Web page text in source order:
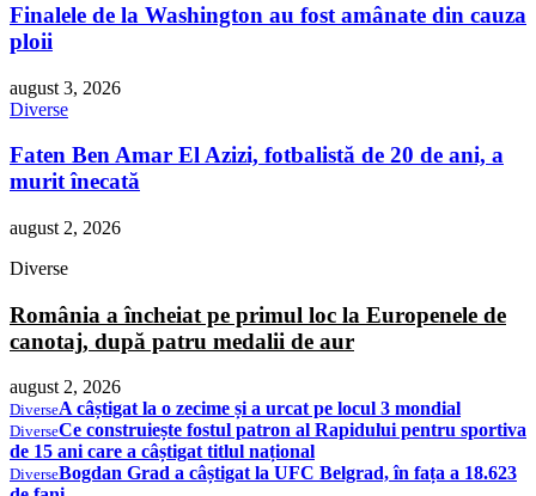
Finalele de la Washington au fost amânate din cauza
ploii
august 3, 2026
Diverse
Faten Ben Amar El Azizi, fotbalistă de 20 de ani, a
murit înecată
august 2, 2026
Diverse
România a încheiat pe primul loc la Europenele de
canotaj, după patru medalii de aur
august 2, 2026
DiverseA câștigat la o zecime și a urcat pe locul 3 mondial
DiverseCe construiește fostul patron al Rapidului pentru sportiva
de 15 ani care a câștigat titlul național
DiverseBogdan Grad a câștigat la UFC Belgrad, în fața a 18.623